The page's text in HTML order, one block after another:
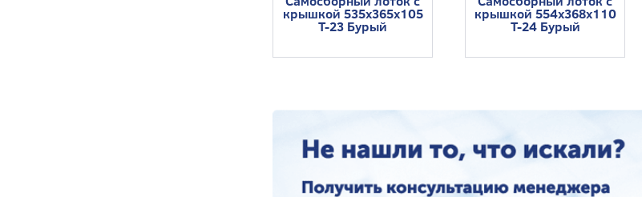
крышкой 535x365x105
Т-23 Бурый
крышкой 554x368x110
Т-24 Бурый